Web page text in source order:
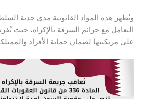
وتُظهر هذه المواد القانونية مدى جدية
التعامل مع جرائم السرقة بالإكراه، حيث
على مرتكبيها لضمان حماية الأفراد